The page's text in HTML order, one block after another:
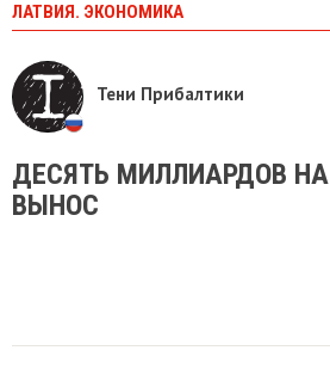
ЛАТВИЯ. ЭКОНОМИКА
Тени Прибалтики
ДЕСЯТЬ МИЛЛИАРДОВ НА
ВЫНОС